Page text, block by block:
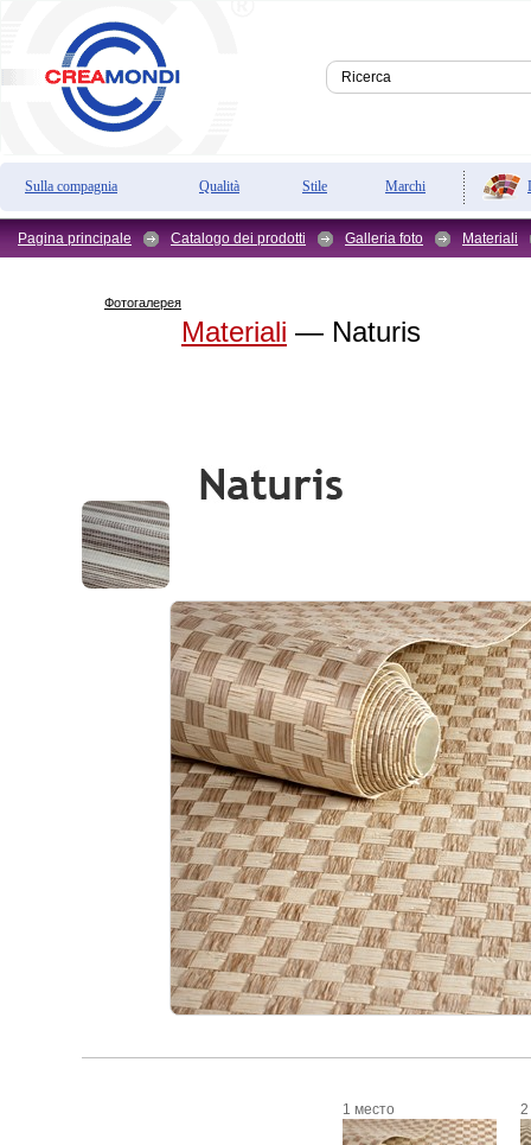
Sulla compagnia Qualità Stile Marchi
Pagina principale Catalogo dei prodotti Galleria foto Materiali
Фотогалерея
Materiali — Naturis
1 место 2